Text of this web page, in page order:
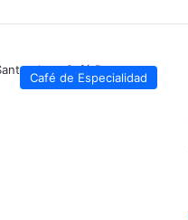
Café de Especialidad